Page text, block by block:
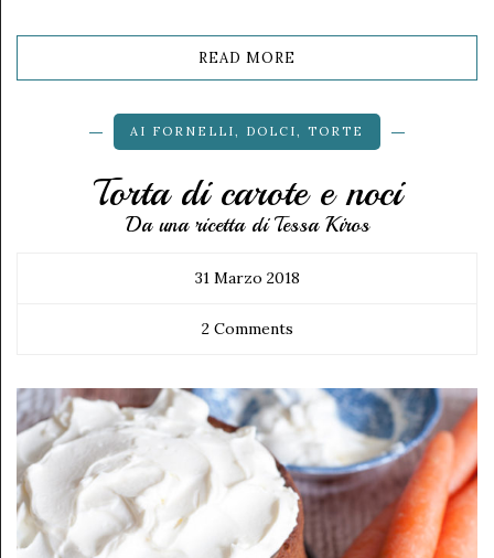
READ MORE
AI FORNELLI, DOLCI, TORTE
Torta di carote e noci
Da una ricetta di Tessa Kiros
31 Marzo 2018
2 Comments